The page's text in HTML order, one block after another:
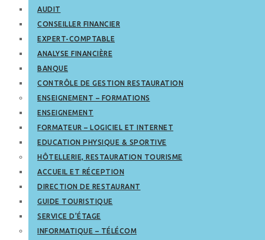
AUDIT
CONSEILLER FINANCIER
EXPERT-COMPTABLE
ANALYSE FINANCIÈRE
BANQUE
CONTRÔLE DE GESTION RESTAURATION
ENSEIGNEMENT – FORMATIONS
ENSEIGNEMENT
FORMATEUR – LOGICIEL ET INTERNET
EDUCATION PHYSIQUE & SPORTIVE
HÔTELLERIE, RESTAURATION TOURISME
ACCUEIL ET RÉCEPTION
DIRECTION DE RESTAURANT
GUIDE TOURISTIQUE
SERVICE D’ÉTAGE
INFORMATIQUE – TÉLÉCOM